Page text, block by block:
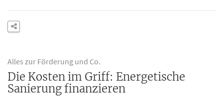
Alles zur Förderung und Co.
Die Kosten im Griff: Energetische
Sanierung finanzieren